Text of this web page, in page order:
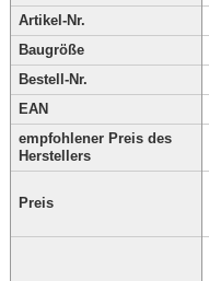
Artikel-Nr.
Baugröße
Bestell-Nr.
EAN
empfohlener Preis des
Herstellers
Preis